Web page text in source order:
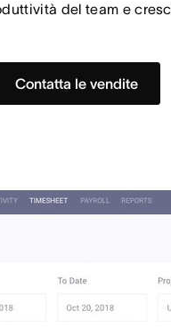
del team e
Contatta le vendite